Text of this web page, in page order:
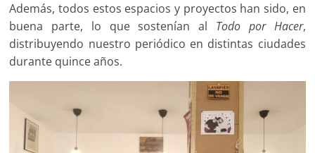
Además, todos estos espacios y proyectos han sido, en
buena parte, lo que sostenían al Todo por Hacer,
distribuyendo nuestro periódico en distintas ciudades
durante quince años.